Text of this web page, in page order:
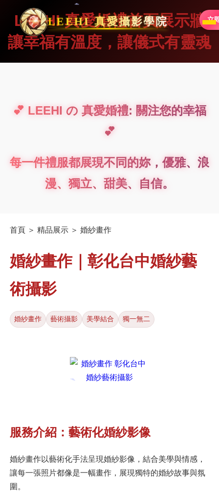
LEEHI 真愛攝影學院
LEEHI 真愛婚禮首頁展示牆
讓幸福有溫度，讓儀式有靈魂
💕 LEEHI の 真愛婚禮: 關注您的幸福
💕
每一件禮服都展現不同的妳，優雅、浪
漫、獨立、甜美、自信。
首頁 ＞ 精品展示 ＞ 婚紗畫作
婚紗畫作｜彰化台中婚紗藝
術攝影
婚紗畫作 藝術攝影 美學結合 獨一無二
服務介紹：藝術化婚紗影像
婚紗畫作以藝術化手法呈現婚紗影像，結合美學與情感，
讓每一張照片都像是一幅畫作，展現獨特的婚紗故事與氛
圍。
立